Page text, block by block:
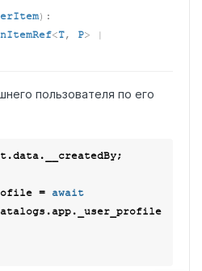
) :
<T, P> |
пользователя по его
= await